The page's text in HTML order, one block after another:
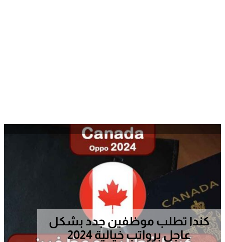
كندا تطلب موظفين جدد بشكل
عاجل برواتب خيالية 2024